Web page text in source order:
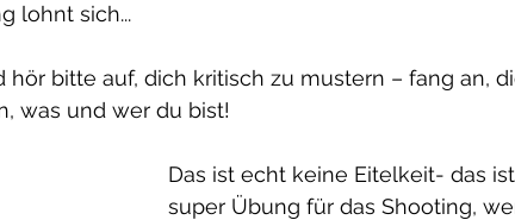
lohnt sich...
bitte auf, dich kritisch zu mustern – fang an,
was und wer du bist!
Das ist echt keine Eitelkeit- das
super Übung für das Shooting,